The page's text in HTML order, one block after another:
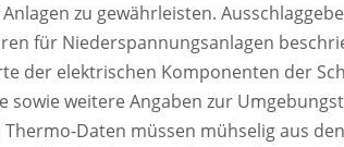
zu gewährleisten.
für Niederspannungsanlagen
der elektrischen Komponenten der
sowie weitere Angaben zur
Thermo-Daten müssen mühselig aus